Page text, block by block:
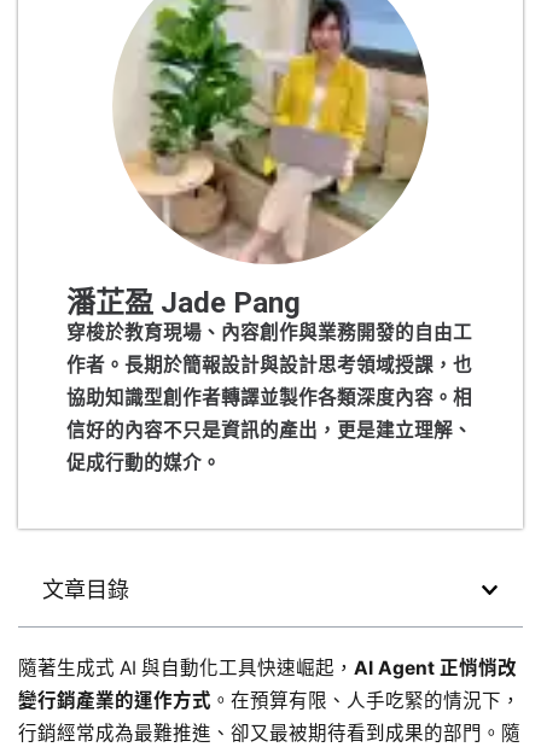
潘芷盈 Jade Pang
穿梭於教育現場、內容創作與業務開發的自由工
作者。長期於簡報設計與設計思考領域授課，也
協助知識型創作者轉譯並製作各類深度內容。相
信好的內容不只是資訊的產出，更是建立理解、
促成行動的媒介。
文章目錄
隨著生成式 AI 與自動化工具快速崛起， AI Agent 正悄悄改
變行銷產業的運作方式 。在預算有限、人手吃緊的情況下，
行銷經常成為最難推進、卻又最被期待看到成果的部門。隨